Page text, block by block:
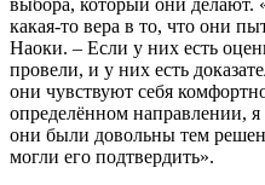
выбора, который они делают.
какая-то вера в то, что они
Наоки. – Если у них есть
провели, и у них есть
они чувствуют себя
определённом направлении, я
они были довольны тем
могли его подтвердить».